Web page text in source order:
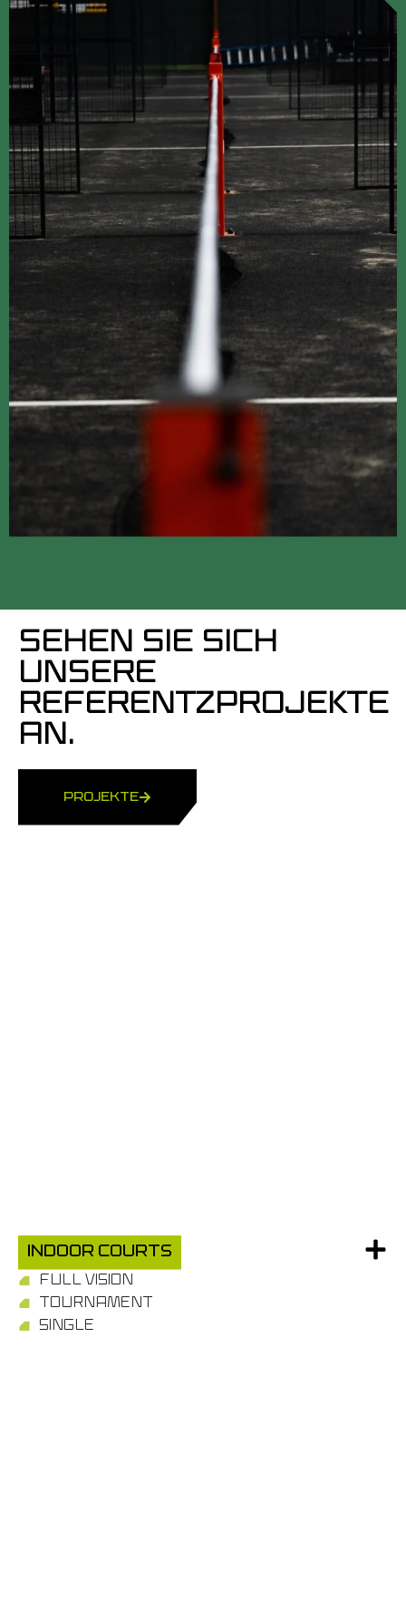
SEHEN SIE SICH
UNSERE
REFERENTZPROJEKTE
AN.
PROJEKTE
Indoor Courts
FULL VISION
TOURNAMENT
SINGLE